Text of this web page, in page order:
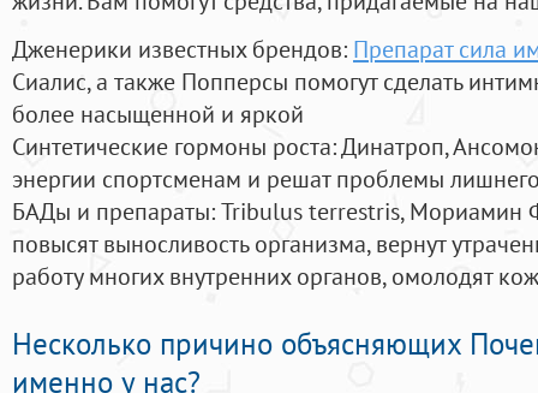
Дженерики известных брендов: Препарат сила
Сиалис, а также Попперсы помогут сделать
более насыщенной и яркой
Синтетические гормоны роста: Динатроп,
энергии спортсменам и решат проблемы
БАДы и препараты:Tribulus terrestris, Мориамин
повысят выносливость организма, вернут
работу многих внутренних органов, омолодят
Несколько причино объясняющих
именно у нас?